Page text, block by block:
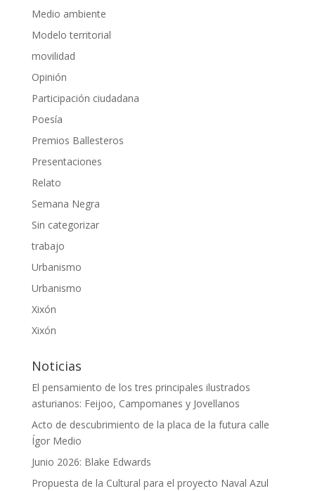
Medio ambiente
Modelo territorial
movilidad
Opinión
Participación ciudadana
Poesía
Premios Ballesteros
Presentaciones
Relato
Semana Negra
Sin categorizar
trabajo
Urbanismo
Urbanismo
Xixón
Xixón
Noticias
El pensamiento de los tres principales ilustrados
asturianos: Feijoo, Campomanes y Jovellanos
Acto de descubrimiento de la placa de la futura calle
Ígor Medio
Junio 2026: Blake Edwards
Propuesta de la Cultural para el proyecto Naval Azul